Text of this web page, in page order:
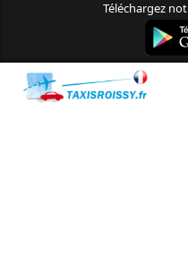
Téléchargez